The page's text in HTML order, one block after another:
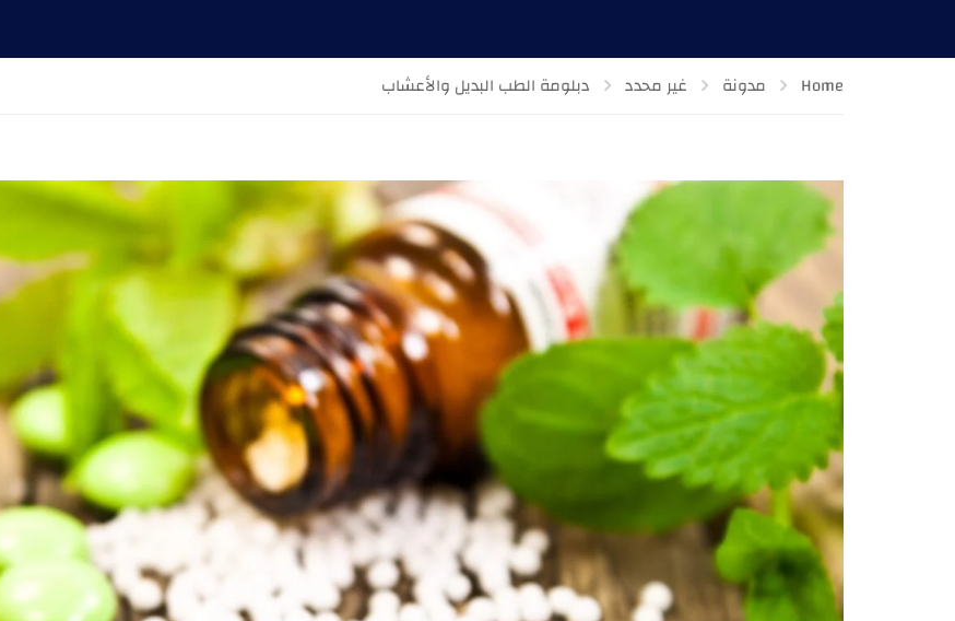
Home مدونة غير محدد دبلومة الطب البديل والأعشاب